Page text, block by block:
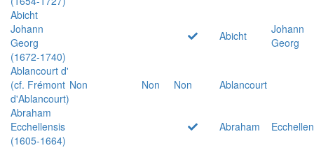
Abicht
Johann
Georg
(1672-1740)
Abicht
Johann
Georg
Ablancourt d'
(cf. Frémont
d'Ablancourt)
Non Non Non
Ablancourt
Abraham
Ecchellensis
(1605-1664)
Abraham